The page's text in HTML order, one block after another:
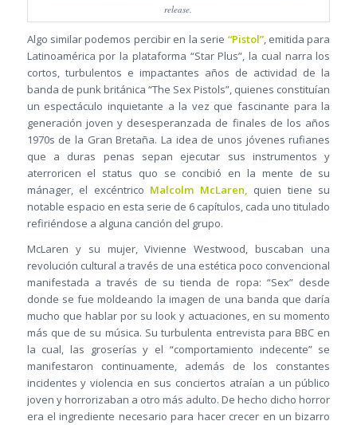
release.
Algo similar podemos percibir en la serie “Pistol”, emitida para
Latinoamérica por la plataforma “Star Plus”, la cual narra los
cortos, turbulentos e impactantes años de actividad de la
banda de punk británica “The Sex Pistols”, quienes constituían
un espectáculo inquietante a la vez que fascinante para la
generación joven y desesperanzada de finales de los años
1970s de la Gran Bretaña. La idea de unos jóvenes rufianes
que a duras penas sepan ejecutar sus instrumentos y
aterroricen el status quo se concibió en la mente de su
mánager, el excéntrico Malcolm McLaren, quien tiene su
notable espacio en esta serie de 6 capítulos, cada uno titulado
refiriéndose a alguna canción del grupo.
McLaren y su mujer, Vivienne Westwood, buscaban una
revolución cultural a través de una estética poco convencional
manifestada a través de su tienda de ropa: “Sex” desde
donde se fue moldeando la imagen de una banda que daría
mucho que hablar por su look y actuaciones, en su momento
más que de su música. Su turbulenta entrevista para BBC en
la cual, las groserías y el “comportamiento indecente” se
manifestaron continuamente, además de los constantes
incidentes y violencia en sus conciertos atraían a un público
joven y horrorizaban a otro más adulto. De hecho dicho horror
era el ingrediente necesario para hacer crecer en un bizarro